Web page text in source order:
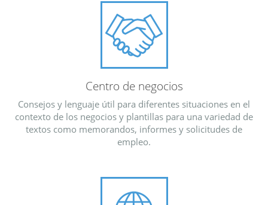
Centro de negocios
Consejos y lenguaje útil para diferentes situaciones en el
contexto de los negocios y plantillas para una variedad de
textos como memorandos, informes y solicitudes de
empleo.